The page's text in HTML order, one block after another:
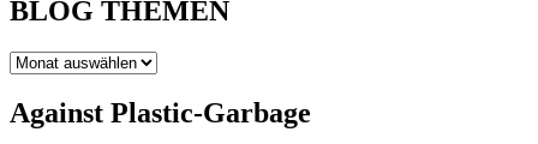
BLOG THEMEN
BLOG
Against Plastic-Garbage